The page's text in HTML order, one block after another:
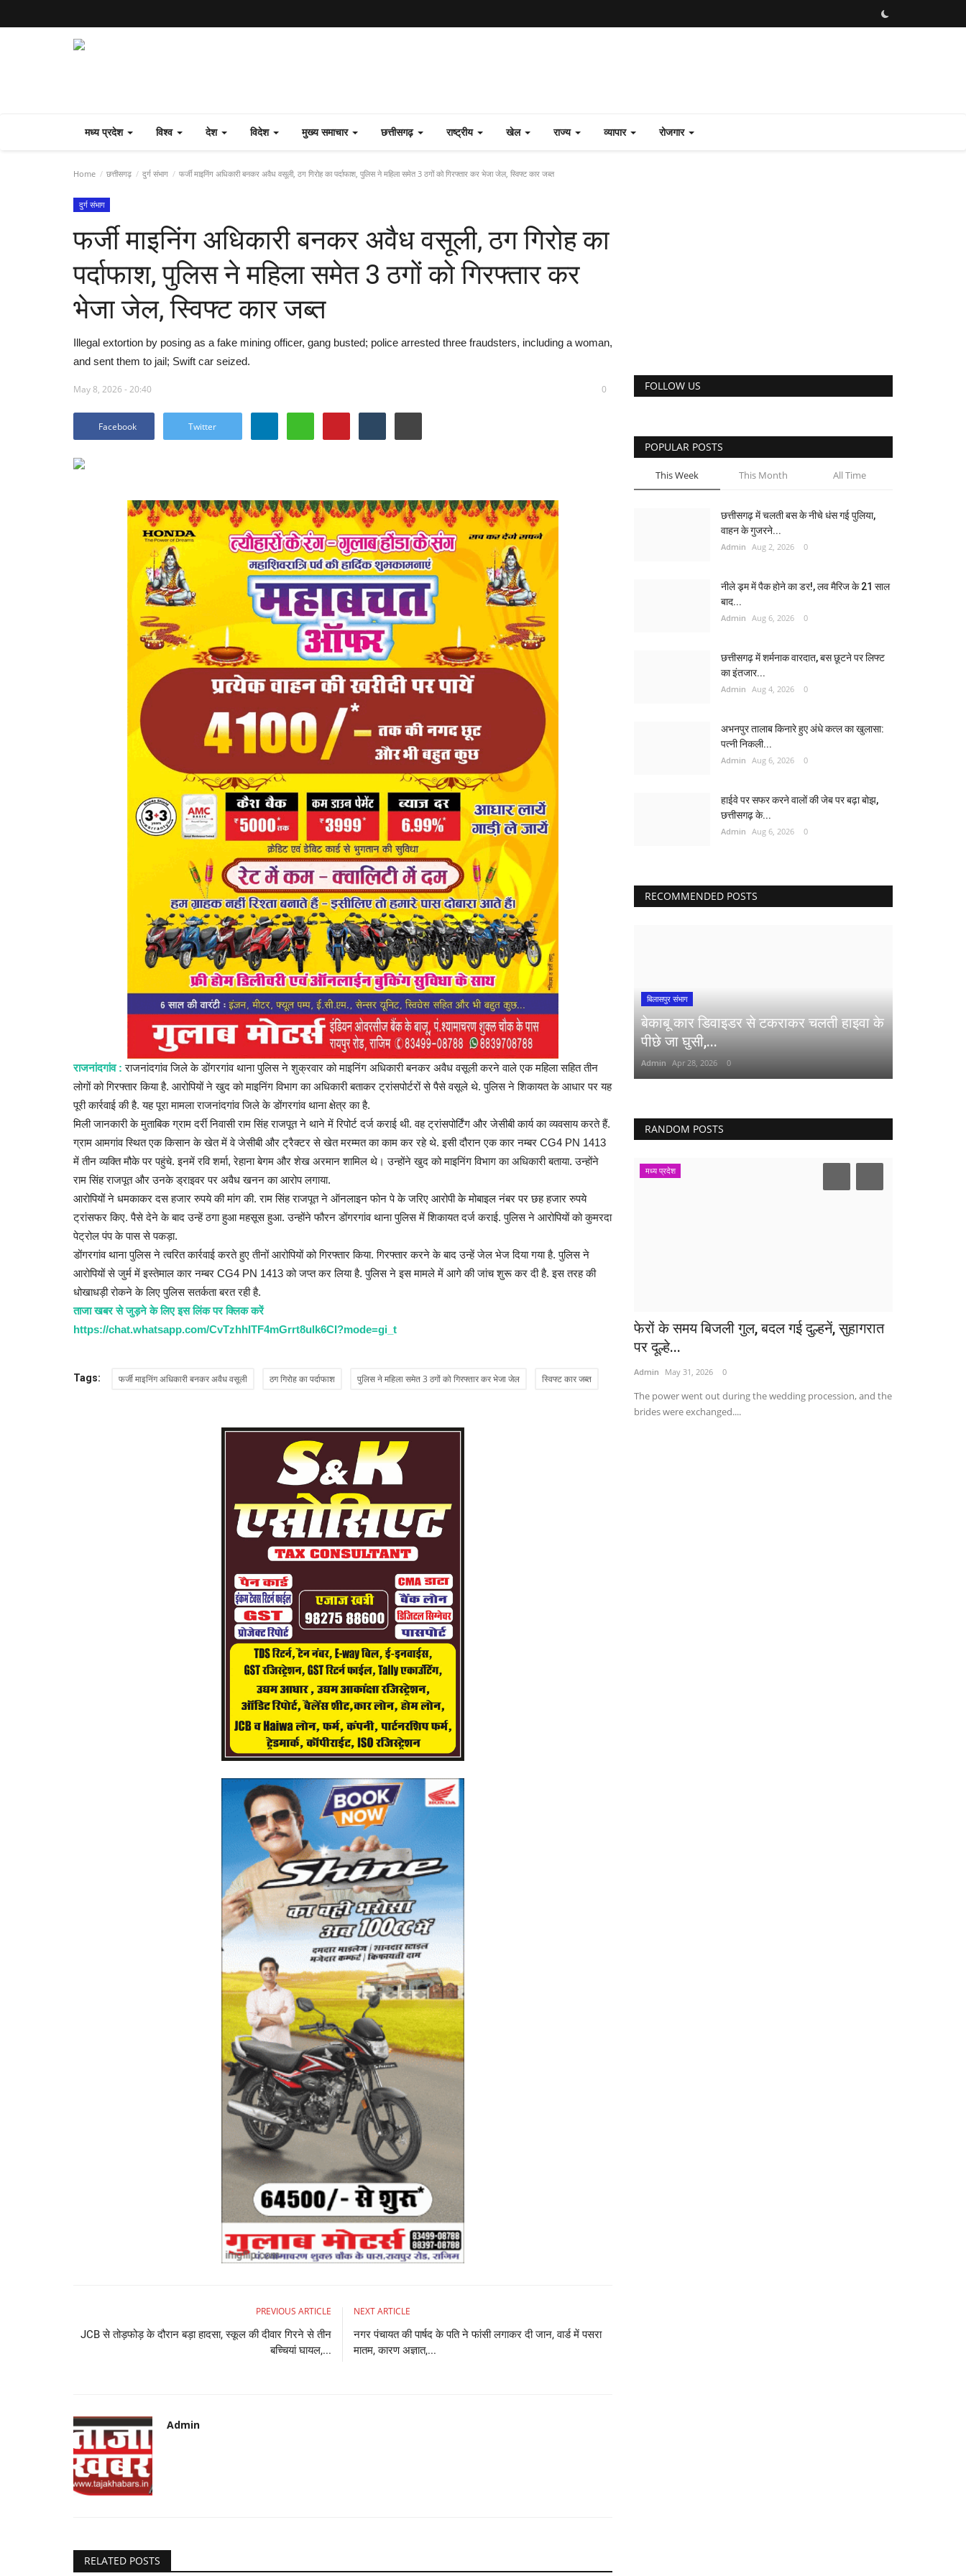
मध्य प्रदेश विश्व देश विदेश मुख्य समाचार छत्तीसगढ़ राष्ट्रीय खेल राज्य व्यापार रोजगार
Home छत्तीसगढ़ दुर्ग संभाग फर्जी माइनिंग अधिकारी बनकर अवैध वसूली, ठग गिरोह का पर्दाफाश, पुलिस ने महिला समेत 3 ठगों को गिरफ्तार कर भेजा जेल, स्विफ्ट कार जब्त
दुर्ग संभाग
फर्जी माइनिंग अधिकारी बनकर अवैध वसूली, ठग गिरोह का
पर्दाफाश, पुलिस ने महिला समेत 3 ठगों को गिरफ्तार कर
भेजा जेल, स्विफ्ट कार जब्त
Illegal extortion by posing as a fake mining officer, gang busted; police arrested three fraudsters, including a woman,
and sent them to jail; Swift car seized.
May 8, 2026 - 20:40 0
Facebook Twitter
राजनांदगांव : राजनांदगांव जिले के डोंगरगांव थाना पुलिस ने शुक्रवार को माइनिंग अधिकारी बनकर अवैध वसूली करने वाले एक महिला सहित तीन
लोगों को गिरफ्तार किया है. आरोपियों ने खुद को माइनिंग विभाग का अधिकारी बताकर ट्रांसपोर्टरों से पैसे वसूले थे. पुलिस ने शिकायत के आधार पर यह
पूरी कार्रवाई की है. यह पूरा मामला राजनांदगांव जिले के डोंगरगांव थाना क्षेत्र का है.
मिली जानकारी के मुताबिक ग्राम दर्री निवासी राम सिंह राजपूत ने थाने में रिपोर्ट दर्ज कराई थी. वह ट्रांसपोर्टिंग और जेसीबी कार्य का व्यवसाय करते हैं.
ग्राम आमगांव स्थित एक किसान के खेत में वे जेसीबी और ट्रैक्टर से खेत मरम्मत का काम कर रहे थे. इसी दौरान एक कार नम्बर CG4 PN 1413
में तीन व्यक्ति मौके पर पहुंचे. इनमें रवि शर्मा, रेहाना बेगम और शेख अरमान शामिल थे। उन्होंने खुद को माइनिंग विभाग का अधिकारी बताया. उन्होंने
राम सिंह राजपूत और उनके ड्राइवर पर अवैध खनन का आरोप लगाया.
आरोपियों ने धमकाकर दस हजार रुपये की मांग की. राम सिंह राजपूत ने ऑनलाइन फोन पे के जरिए आरोपी के मोबाइल नंबर पर छह हजार रुपये
ट्रांसफर किए. पैसे देने के बाद उन्हें ठगा हुआ महसूस हुआ. उन्होंने फौरन डोंगरगांव थाना पुलिस में शिकायत दर्ज कराई. पुलिस ने आरोपियों को कुमरदा
पेट्रोल पंप के पास से पकड़ा.
डोंगरगांव थाना पुलिस ने त्वरित कार्रवाई करते हुए तीनों आरोपियों को गिरफ्तार किया. गिरफ्तार करने के बाद उन्हें जेल भेज दिया गया है. पुलिस ने
आरोपियों से जुर्म में इस्तेमाल कार नम्बर CG4 PN 1413 को जप्त कर लिया है. पुलिस ने इस मामले में आगे की जांच शुरू कर दी है. इस तरह की
धोखाधड़ी रोकने के लिए पुलिस सतर्कता बरत रही है.
ताजा खबर से जुड़ने के लिए इस लिंक पर क्लिक करें
https://chat.whatsapp.com/CvTzhhITF4mGrrt8ulk6CI?mode=gi_t
Tags: फर्जी माइनिंग अधिकारी बनकर अवैध वसूली ठग गिरोह का पर्दाफाश पुलिस ने महिला समेत 3 ठगों को गिरफ्तार कर भेजा जेल स्विफ्ट कार जब्त
PREVIOUS ARTICLE
JCB से तोड़फोड़ के दौरान बड़ा हादसा, स्कूल की दीवार गिरने से तीन
बच्चियां घायल,...
NEXT ARTICLE
नगर पंचायत की पार्षद के पति ने फांसी लगाकर दी जान, वार्ड में पसरा
मातम, कारण अज्ञात,...
Admin
RELATED POSTS
FOLLOW US
POPULAR POSTS
This Week This Month All Time
छत्तीसगढ़ में चलती बस के नीचे धंस गई पुलिया,
वाहन के गुजरने...
Admin Aug 2, 2026 0
नीले ड्र्म में पैक होने का डर!, लव मैरिज के 21 साल
बाद...
Admin Aug 6, 2026 0
छत्तीसगढ़ में शर्मनाक वारदात, बस छूटने पर लिफ्ट
का इंतजार...
Admin Aug 4, 2026 0
अभनपुर तालाब किनारे हुए अंधे कत्ल का खुलासा:
पत्नी निकली...
Admin Aug 6, 2026 0
हाईवे पर सफर करने वालों की जेब पर बढ़ा बोझ,
छत्तीसगढ़ के...
Admin Aug 6, 2026 0
RECOMMENDED POSTS
बिलासपुर संभाग
बेकाबू कार डिवाइडर से टकराकर चलती हाइवा के
पीछे जा घुसी,...
Admin Apr 28, 2026 0
RANDOM POSTS
मध्य प्रदेश
फेरों के समय बिजली गुल, बदल गई दुल्हनें, सुहागरात
पर दूल्हे...
Admin May 31, 2026 0
The power went out during the wedding procession, and the
brides were exchanged....